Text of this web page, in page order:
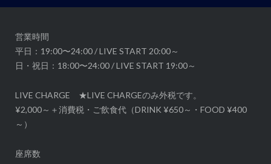
ョ
営業時間
平日：19:00〜24:00 / LIVE START 20:00～
日・祝日：18:00〜24:00 / LIVE START 19:00～
LIVE CHARGE ★LIVE CHARGEのみ外税です。
¥2,000～＋消費税・ご飲食代（DRINK ¥650～・FOOD ¥400
～）
座席数